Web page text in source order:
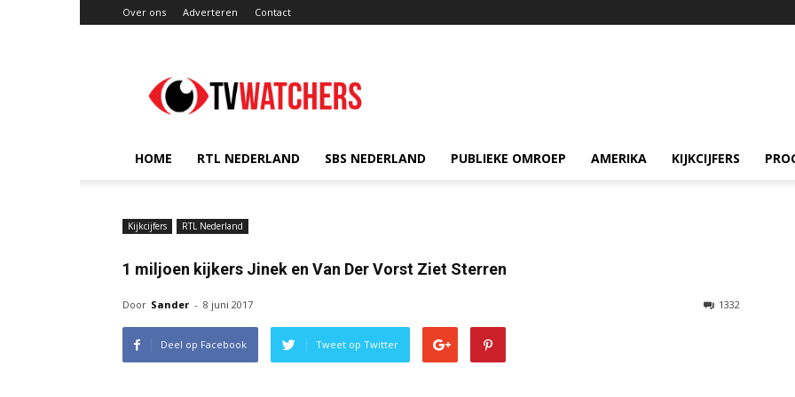
Over ons Adverteren Contact
HOME RTL NEDERLAND SBS NEDERLAND PUBLIEKE OMROEP AMERIKA KIJKCIJFERS
Kijkcijfers RTL Nederland
1 miljoen kijkers Jinek en Van Der Vorst Ziet Sterren
Door Sander - 8 juni 2017 1332
Deel op Facebook Tweet op Twitter